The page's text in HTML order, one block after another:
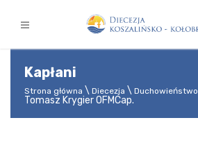
Kapłani
Strona główna Diecezja Duchowieństwo
Tomasz Krygier OFMCap.